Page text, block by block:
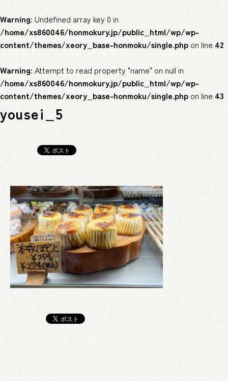
Warning: Undefined array key 0 in
/home/xs860046/honmokury.jp/public_html/wp/wp-
content/themes/xeory_base-honmoku/single.php on line 42
Warning: Attempt to read property "name" on null in
/home/xs860046/honmokury.jp/public_html/wp/wp-
content/themes/xeory_base-honmoku/single.php on line 43
yousei_5